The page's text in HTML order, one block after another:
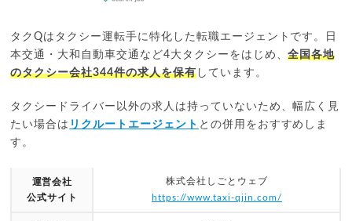
タクQはタクシー運転手に特化した転職エージェントです。日
本交通・大和自動車交通など4大タクシーをはじめ、全国各地
のタクシー会社344件の求人を保有しています。
タクシードライバー以外の求人は持っていないため、幅広く見
たい場合は リクルートエージェント との併用をおすすめしま
す。
運営会社
公式サイト
株式会社しごとウェブ
https://www.taxi-qjin.com/